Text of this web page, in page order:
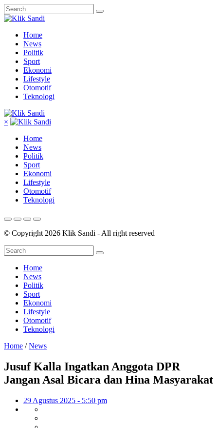
Home
News
Politik
Sport
Ekonomi
Lifestyle
Otomotif
Teknologi
×
Home
News
Politik
Sport
Ekonomi
Lifestyle
Otomotif
Teknologi
© Copyright 2026 Klik Sandi - All right reserved
Home
News
Politik
Sport
Ekonomi
Lifestyle
Otomotif
Teknologi
Home /News
Jusuf Kalla Ingatkan Anggota DPR
Jangan Asal Bicara dan Hina Masyarakat
29 Agustus 2025 - 5:50 pm